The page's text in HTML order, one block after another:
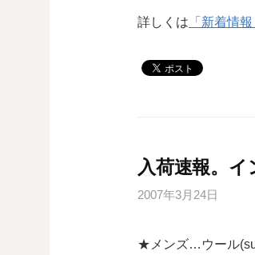
詳しくは 「新着情報
入荷速報。
2007年3月24日
★メンズ…ウール